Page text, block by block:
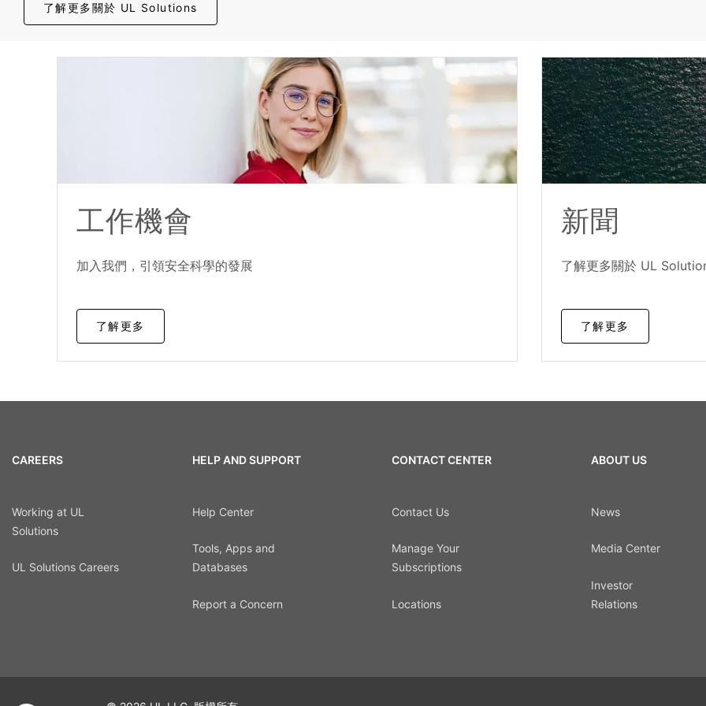
了解更多關於 UL Solutions
工作機會
加入我們，引領安全科學的發展
了解更多
新聞
了解更多關於 UL
了解更多
CAREERS
Working at UL
Solutions
UL Solutions Careers
HELP AND SUPPORT
Help Center
Tools, Apps and
Databases
Report a Concern
CONTACT CENTER
Contact Us
Manage Your
Subscriptions
Locations
ABOUT US
News
Media Center
Investor
Relations